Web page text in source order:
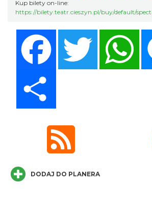
Cieszyn
0.21 km
Kup bilety on-line:
https://bilety.teatr.cieszyn.pl/buy/default/
Twitter
DODAJ DO PLANERA